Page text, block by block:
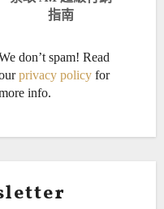
don’t spam! Read
privacy policy for
info.